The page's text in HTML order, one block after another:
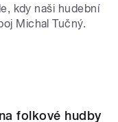
kdy naši hudební
Michal Tučný.
folkové hudby